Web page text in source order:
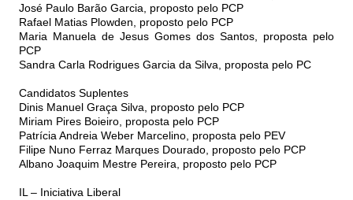
José Paulo Barão Garcia, proposto pelo PCP
Rafael Matias Plowden, proposto pelo PCP
Maria Manuela de Jesus Gomes dos Santos, proposta pelo
PCP
Sandra Carla Rodrigues Garcia da Silva, proposta pelo PC
Candidatos Suplentes
Dinis Manuel Graça Silva, proposto pelo PCP
Miriam Pires Boieiro, proposta pelo PCP
Patrícia Andreia Weber Marcelino, proposta pelo PEV
Filipe Nuno Ferraz Marques Dourado, proposto pelo PCP
Albano Joaquim Mestre Pereira, proposto pelo PCP
IL – Iniciativa Liberal